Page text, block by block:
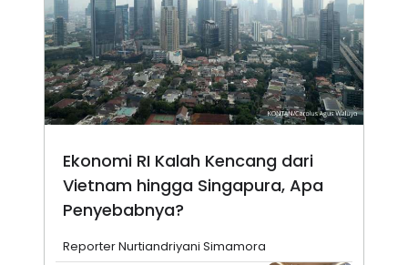
Ekonomi RI Kalah Kencang dari
Vietnam hingga Singapura, Apa
Penyebabnya?
Reporter Nurtiandriyani Simamora